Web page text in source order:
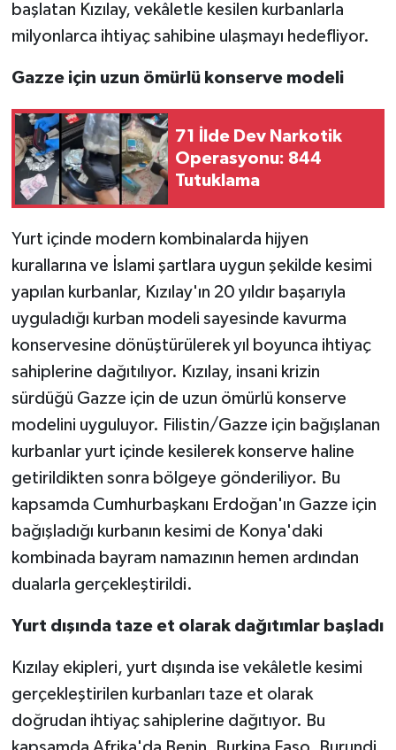
başlatan Kızılay, vekâletle kesilen kurbanlarla
milyonlarca ihtiyaç sahibine ulaşmayı hedefliyor.
Gazze için uzun ömürlü konserve modeli
71 İlde Dev Narkotik
Operasyonu: 844
Tutuklama
Yurt içinde modern kombinalarda hijyen
kurallarına ve İslami şartlara uygun şekilde kesimi
yapılan kurbanlar, Kızılay'ın 20 yıldır başarıyla
uyguladığı kurban modeli sayesinde kavurma
konservesine dönüştürülerek yıl boyunca ihtiyaç
sahiplerine dağıtılıyor. Kızılay, insani krizin
sürdüğü Gazze için de uzun ömürlü konserve
modelini uyguluyor. Filistin/Gazze için bağışlanan
kurbanlar yurt içinde kesilerek konserve haline
getirildikten sonra bölgeye gönderiliyor. Bu
kapsamda Cumhurbaşkanı Erdoğan'ın Gazze için
bağışladığı kurbanın kesimi de Konya'daki
kombinada bayram namazının hemen ardından
dualarla gerçekleştirildi.
Yurt dışında taze et olarak dağıtımlar başladı
Kızılay ekipleri, yurt dışında ise vekâletle kesimi
gerçekleştirilen kurbanları taze et olarak
doğrudan ihtiyaç sahiplerine dağıtıyor. Bu